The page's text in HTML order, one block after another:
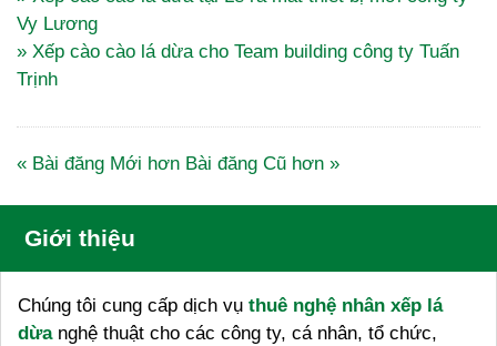
Vy Lương
» Xếp cào cào lá dừa cho Team building công ty Tuấn
Trịnh
« Bài đăng Mới hơn Bài đăng Cũ hơn »
Giới thiệu
Chúng tôi cung cấp dịch vụ thuê nghệ nhân xếp lá
dừanghệ thuật cho các công ty, cá nhân, tổ chức,